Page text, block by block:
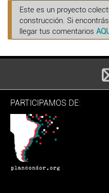
Este es un proyecto
construcción. Si
llegar tus comentarios
PARTICIPAMOS DE: